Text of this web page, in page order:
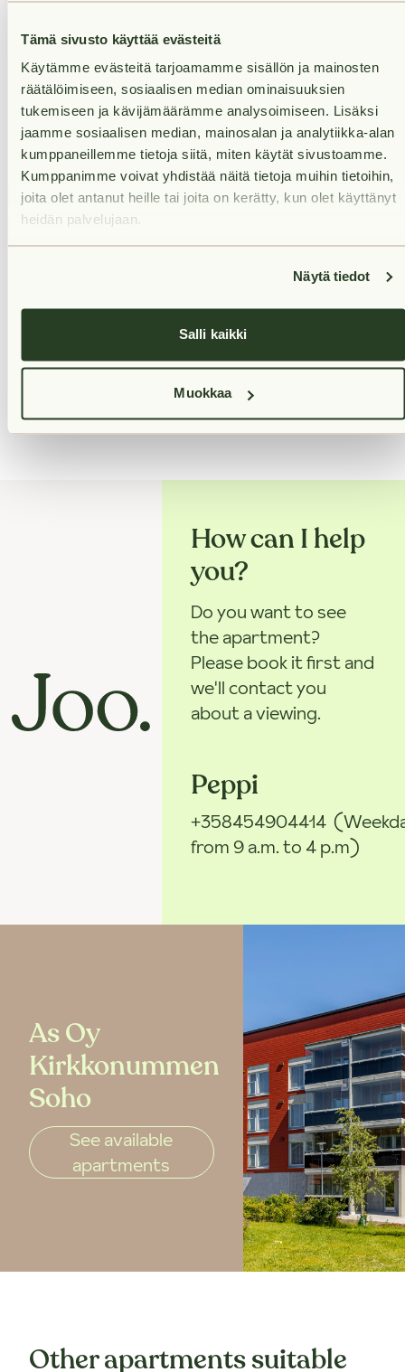
Tämä sivusto käyttää evästeitä
Käytämme evästeitä tarjoamamme sisällön ja mainosten
räätälöimiseen, sosiaalisen median ominaisuuksien
tukemiseen ja kävijämäärämme analysoimiseen. Lisäksi
jaamme sosiaalisen median, mainosalan ja analytiikka-alan
kumppaneillemme tietoja siitä, miten käytät sivustoamme.
Kumppanimme voivat yhdistää näitä tietoja muihin tietoihin,
joita olet antanut heille tai joita on kerätty, kun olet käyttänyt
heidän palvelujaan.
Näytä tiedot
Salli kaikki
Muokkaa
tehdessä voit kertoa meille, haluatko käydä
asuntonäytöllä ennen vuokrasopimuksen
allekirjoittamista. Olemme sinuun yhteydessä
mahdollisimman pian varauksesi vastaanottamisen
Rent
Transport links nearby
How can I help
you?
Do you want to see
the apartment?
Please book it first and
we'll contact you
about a viewing.
Peppi
+358454904414
from 9 a.m. to 4 p.m)
As Oy
Kirkkonummen
Soho
See available
apartments
Other apartments suitable